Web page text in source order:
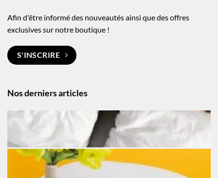
Nos derniers articles
Afin d'être informé des nouveautés ainsi que des offres
exclusives sur notre boutique !
S'INSCRIRE